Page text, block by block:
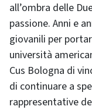
all’ombra delle
passione. Anni e
giovanili per
università
Cus Bologna di
di continuare a
rappresentative